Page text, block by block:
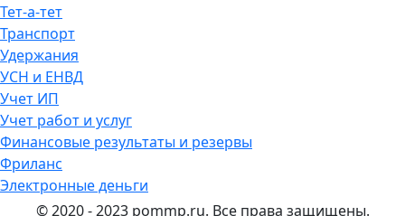
Тет-а-тет
Транспорт
Удержания
УСН и ЕНВД
Учет ИП
Учет работ и услуг
Финансовые результаты и резервы
Фриланс
Электронные деньги
© 2020 - 2023 pommp.ru. Все права защищены.